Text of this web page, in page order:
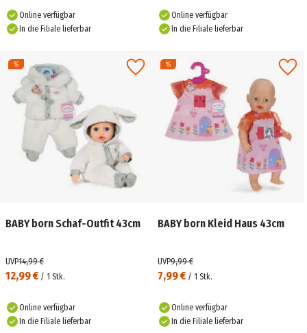
Online verfügbar
In die Filiale lieferbar
Online verfügbar
In die Filiale lieferbar
BABY born Schaf-Outfit 43cm
12,99 € / 1 Stk.
UVP14,99 €
Online verfügbar
In die Filiale lieferbar
BABY born Kleid Haus 43cm
7,99 € / 1 Stk.
UVP9,99 €
Online verfügbar
In die Filiale lieferbar